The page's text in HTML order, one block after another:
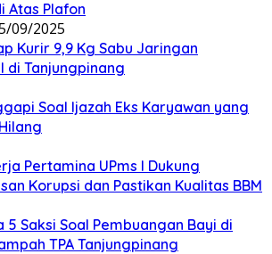
Atas Plafon
09/2025
Kurir 9,9 Kg Sabu Jaringan
di Tanjungpinang
Soal Ijazah Eks Karyawan yang
Pertamina UPms I Dukung
Korupsi dan Pastikan Kualitas BBM
5 Saksi Soal Pembuangan Bayi di
TPA Tanjungpinang